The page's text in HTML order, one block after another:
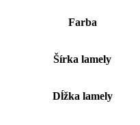
Farba
Šírka lamely
Dĺžka lamely